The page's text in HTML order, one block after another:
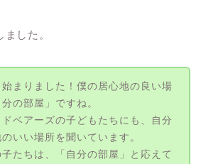
した。
まりました！僕の居心地の良い場
の部屋」ですね。
ベアーズの子どもたちにも、自分
いい場所を聞いています。
たちは、「自分の部屋」と応えて